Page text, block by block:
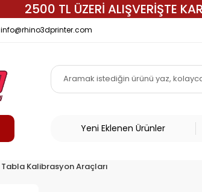
2500 TL ÜZERİ ALIŞVERİŞTE
info@rhino3dprinter.com
Yeni Eklenen Ürünler
Tabla Kalibrasyon Araçları